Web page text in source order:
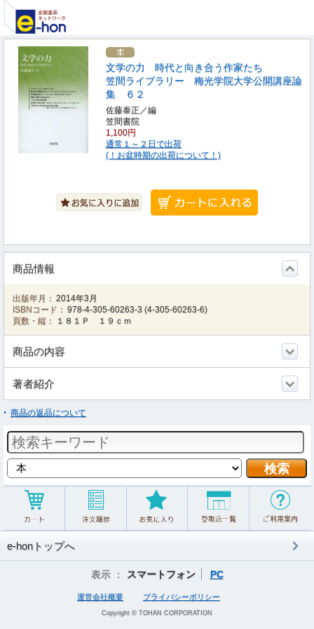
文学の力 時代と向き合う作家たち
笠間ライブラリー 梅光学院大学公開講座論
集 ６２
佐藤泰正／編
笠間書院
1,100円
通常１～２日で出荷
(！お盆時期の出荷について！)
商品情報
出版年月： 2014年3月
ISBNコード： 978-4-305-60263-3 (4-305-60263-6)
頁数・縦：
１８１Ｐ １９ｃｍ
商品の内容
著者紹介
商品の返品について
e-honトップへ
表示 ： スマートフォン PC
運営会社概要 プライバシーポリシー
Copyright © TOHAN CORPORATION